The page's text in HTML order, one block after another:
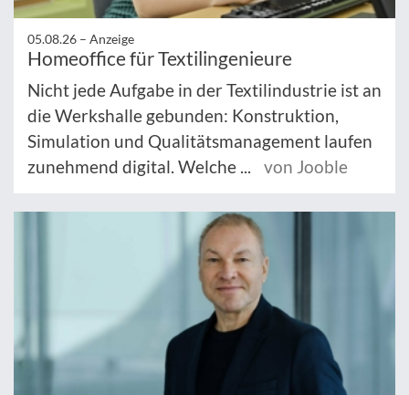
05.08.26 – Anzeige
Homeoffice für Textilingenieure
Nicht jede Aufgabe in der Textilindustrie ist an
die Werkshalle gebunden: Konstruktion,
Simulation und Qualitätsmanagement laufen
zunehmend digital. Welche ...
von Jooble